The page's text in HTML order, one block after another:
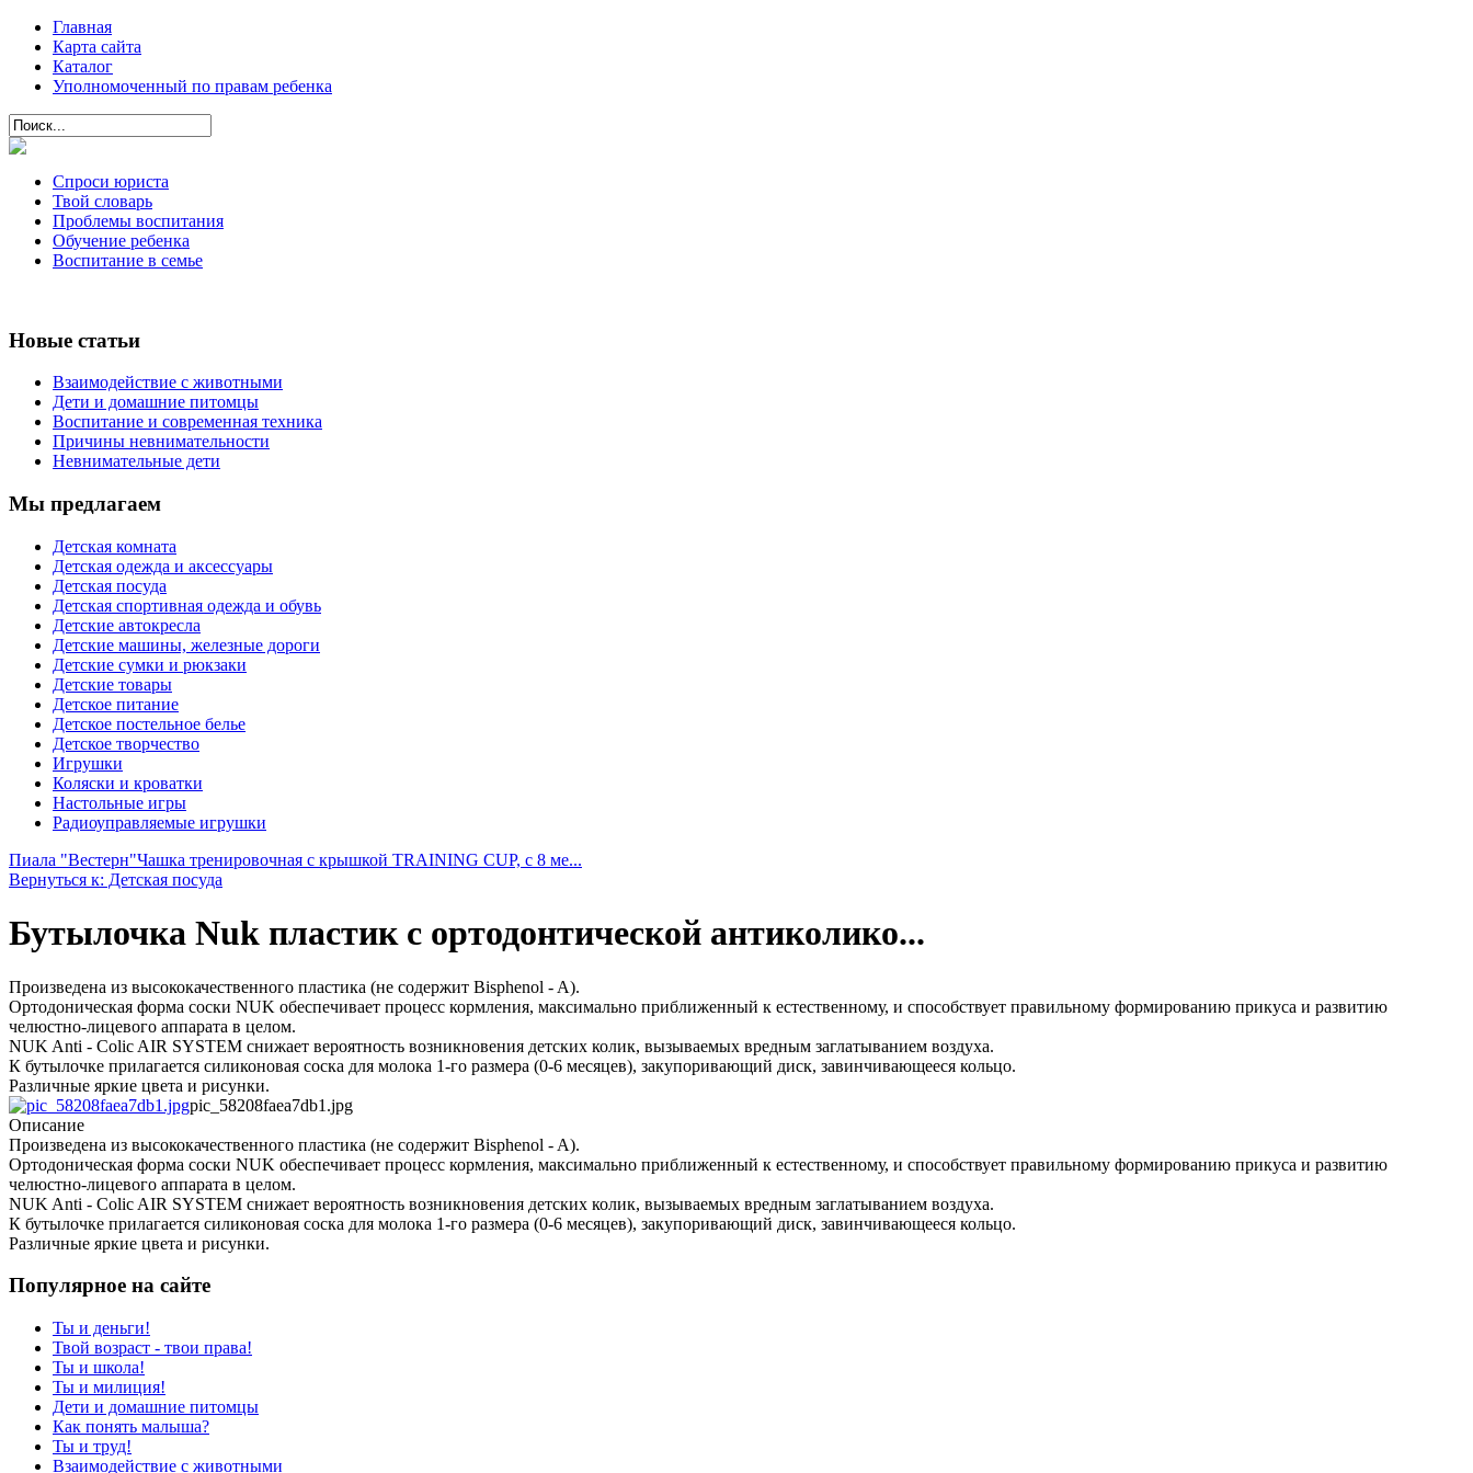
Главная
Карта сайта
Каталог
Уполномоченный по правам ребенка
Спроси юриста
Твой словарь
Проблемы воспитания
Обучение ребенка
Воспитание в семье
Новые статьи
Взаимодействие с животными
Дети и домашние питомцы
Воспитание и современная техника
Причины невнимательности
Невнимательные дети
Мы предлагаем
Детская комната
Детская одежда и аксессуары
Детская посуда
Детская спортивная одежда и обувь
Детские автокресла
Детские машины, железные дороги
Детские сумки и рюкзаки
Детские товары
Детское питание
Детское постельное белье
Детское творчество
Игрушки
Коляски и кроватки
Настольные игры
Радиоуправляемые игрушки
Пиала "Вестерн"Чашка тренировочная с крышкой TRAINING CUP, с 8 ме...
Вернуться к: Детская посуда
Бутылочка Nuk пластик с ортодонтической антиколико...
Произведена из высококачественного пластика (не содержит Bisphenol - A).
Ортодоническая форма соски NUK обеспечивает процесс кормления, максимально приближенный к естественному, и способствует правильному формированию прикуса и развитию
челюстно-лицевого аппарата в целом.
NUK Anti - Colic AIR SYSTEM снижает вероятность возникновения детских колик, вызываемых вредным заглатыванием воздуха.
К бутылочке прилагается силиконовая соска для молока 1-го размера (0-6 месяцев), закупоривающий диск, завинчивающееся кольцо.
Различные яркие цвета и рисунки.
pic_58208faea7db1.jpg
Описание
Произведена из высококачественного пластика (не содержит Bisphenol - A).
Ортодоническая форма соски NUK обеспечивает процесс кормления, максимально приближенный к естественному, и способствует правильному формированию прикуса и развитию
челюстно-лицевого аппарата в целом.
NUK Anti - Colic AIR SYSTEM снижает вероятность возникновения детских колик, вызываемых вредным заглатыванием воздуха.
К бутылочке прилагается силиконовая соска для молока 1-го размера (0-6 месяцев), закупоривающий диск, завинчивающееся кольцо.
Различные яркие цвета и рисунки.
Популярное на сайте
Ты и деньги!
Твой возраст - твои права!
Ты и школа!
Ты и милиция!
Дети и домашние питомцы
Как понять малыша?
Ты и труд!
Взаимодействие с животными